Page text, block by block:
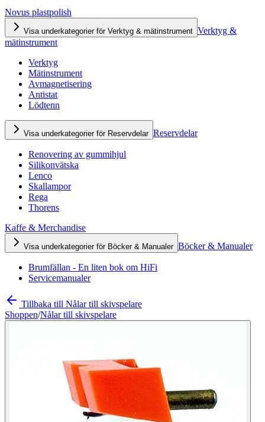
Novus plastpolish
Visa underkategorier för Verktyg & mätinstrument Verktyg &
mätinstrument
Verktyg
Mätinstrument
Avmagnetisering
Antistat
Lödtenn
Visa underkategorier för Reservdelar Reservdelar
Renovering av gummihjul
Silikonvätska
Lenco
Skallampor
Rega
Thorens
Kaffe & Merchandise
Visa underkategorier för Böcker & Manualer Böcker & Manualer
Brumfällan - En liten bok om HiFi
Servicemanualer
Tillbaka till Nålar till skivspelare
Shoppen/Nålar till skivspelare